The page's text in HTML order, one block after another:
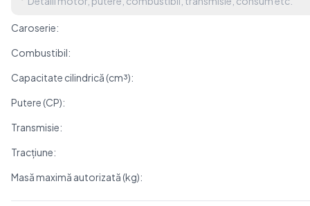
Caroserie:
Combustibil:
Capacitate cilindrică (cm³):
Putere (CP):
Transmisie:
Tracțiune:
Masă maximă autorizată (kg):